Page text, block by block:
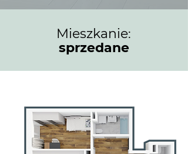
Mieszkanie:
sprzedane